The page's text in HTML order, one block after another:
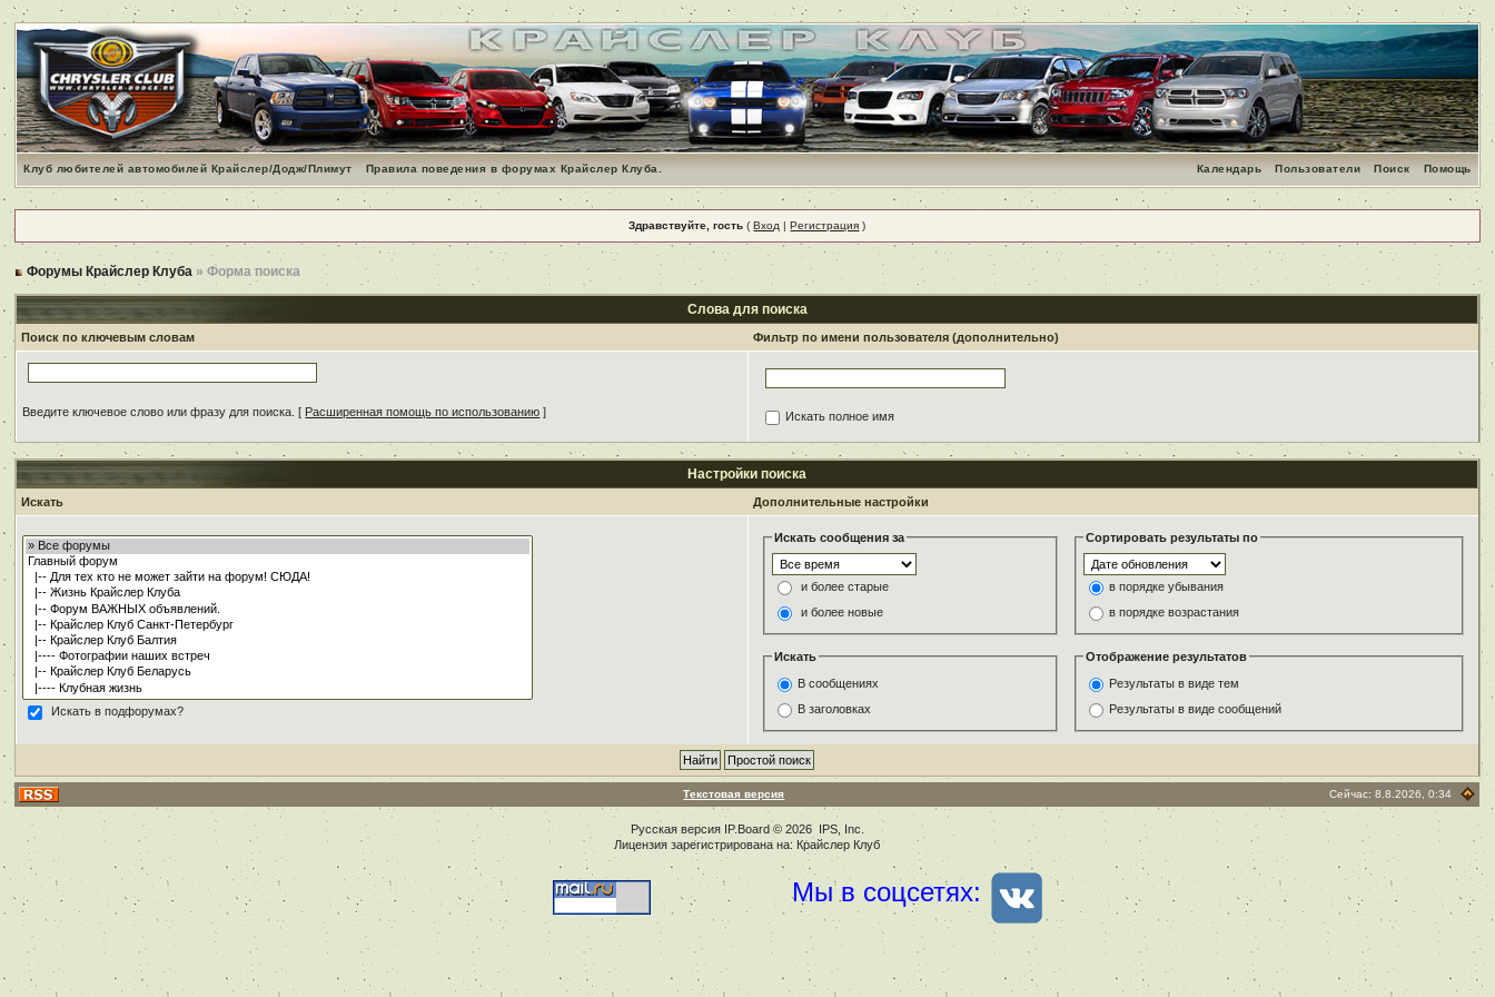
Клуб любителей автомобилей Крайслер/Додж/Плимут Правила поведения в форумах Крайслер Клуба. Помощь
Поиск
Пользователи
Календарь
Здравствуйте, гость (Вход |Регистрация )
Форумы Крайслер Клуба » Форма поиска
Слова для поиска
Поиск по ключевым словам Фильтр по имени пользователя (дополнительно)
Введите ключевое слово или фразу для поиска. [ Расширенная помощь по использованию ] Искать полное имя
Настройки поиска
Искать Дополнительные настройки
Искать в подфорумах?
Искать сообщения за
и более старые
и более новые
Сортировать результаты по
в порядке убывания
в порядке возрастания
Искать
В сообщениях
В заголовках
Отображение результатов
Результаты в виде тем
Результаты в виде сообщений
Текстовая версия Сейчас: 8.8.2026, 0:34
Русская версия IP.Board© 2026 IPS, Inc
Лицензия зарегистрирована на: Крайслер Клуб
Мы в соцсетях: